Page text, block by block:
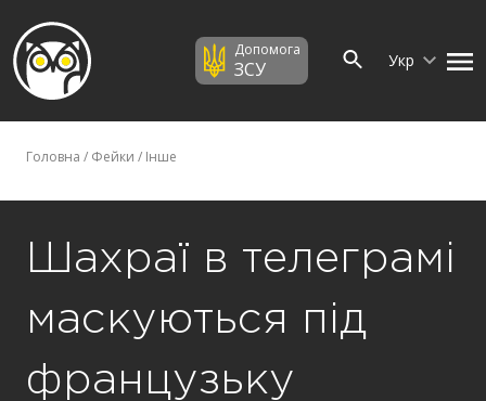
Допомога
ЗСУ Укр
Головна / Фейки / Інше
Шахраї в телеграмі
маскуються під
французьку